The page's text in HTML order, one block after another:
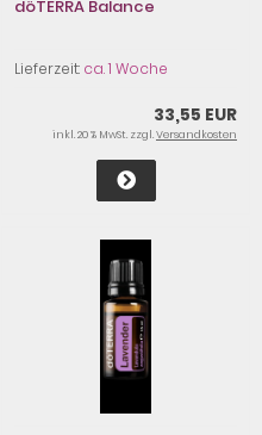
döTERRA Balance
Lieferzeit: ca. 1 Woche
33,55 EUR
inkl. 20 % MwSt. zzgl.Versandkosten